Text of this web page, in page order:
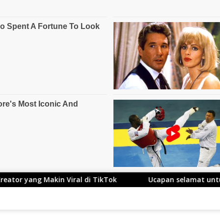
TikTok Ucapan selamat untuk Kang Ace yang Telah